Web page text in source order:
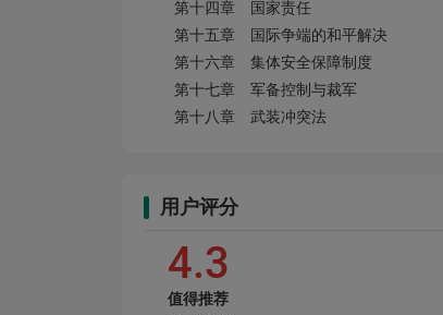
第十四章 国家责任
第十五章 国际争端的和平解决
第十六章 集体安全保障制度
第十七章 军备控制与裁军
第十八章 武装冲突法
用户评分
4.3
值得推荐